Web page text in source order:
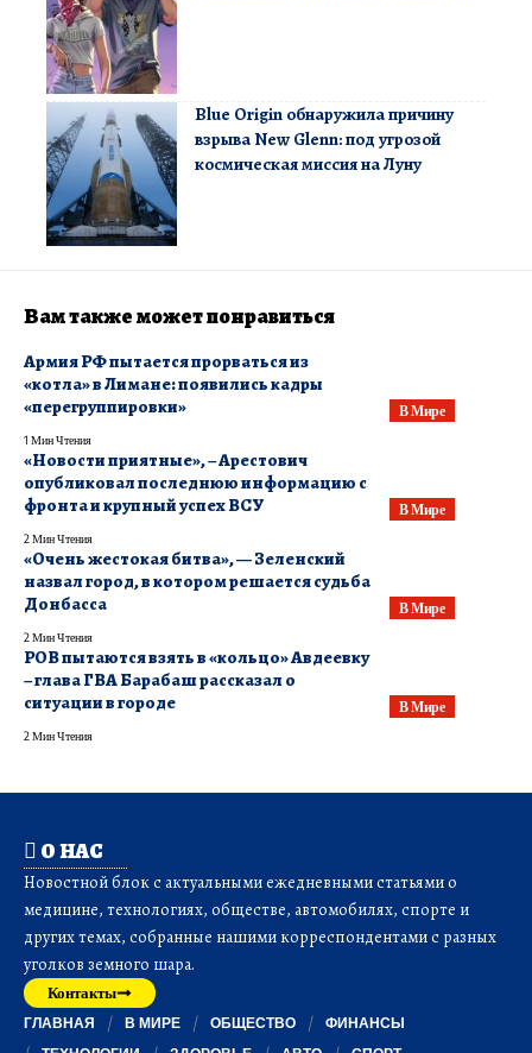
Blue Origin обнаружила причину
взрыва New Glenn: под угрозой
космическая миссия на Луну
Вам также может понравиться
В Мире
​Армия РФ пытается прорваться из
«котла» в Лимане: появились кадры
«перегруппировки»
1 Мин Чтения
В Мире
«Новости приятные», – Арестович
опубликовал последнюю информацию с
фронта и крупный успех ВСУ
2 Мин Чтения
В Мире
«Очень жестокая битва», — Зеленский
назвал город, в котором решается судьба
Донбасса
2 Мин Чтения
В Мире
РОВ пытаются взять в «кольцо» Авдеевку
– глава ГВА Барабаш рассказал о
ситуации в городе
2 Мин Чтения
О НАС
Новостной блок с актуальными ежедневными статьями о
медицине, технологиях, обществе, автомобилях, спорте и
других темах, собранные нашими корреспондентами с разных
уголков земного шара.
Контакты
ГЛАВНАЯ В МИРЕ ОБЩЕСТВО
ФИНАНСЫ